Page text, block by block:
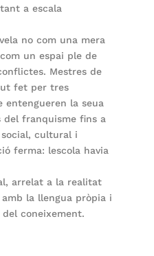
a escala
no com una mera
un espai ple de
Mestres de
fet per tres
entengueren la seua
del franquisme fins a
social, cultural i
ferma: lescola havia
arrelat a la realitat
la llengua pròpia i
coneixement.